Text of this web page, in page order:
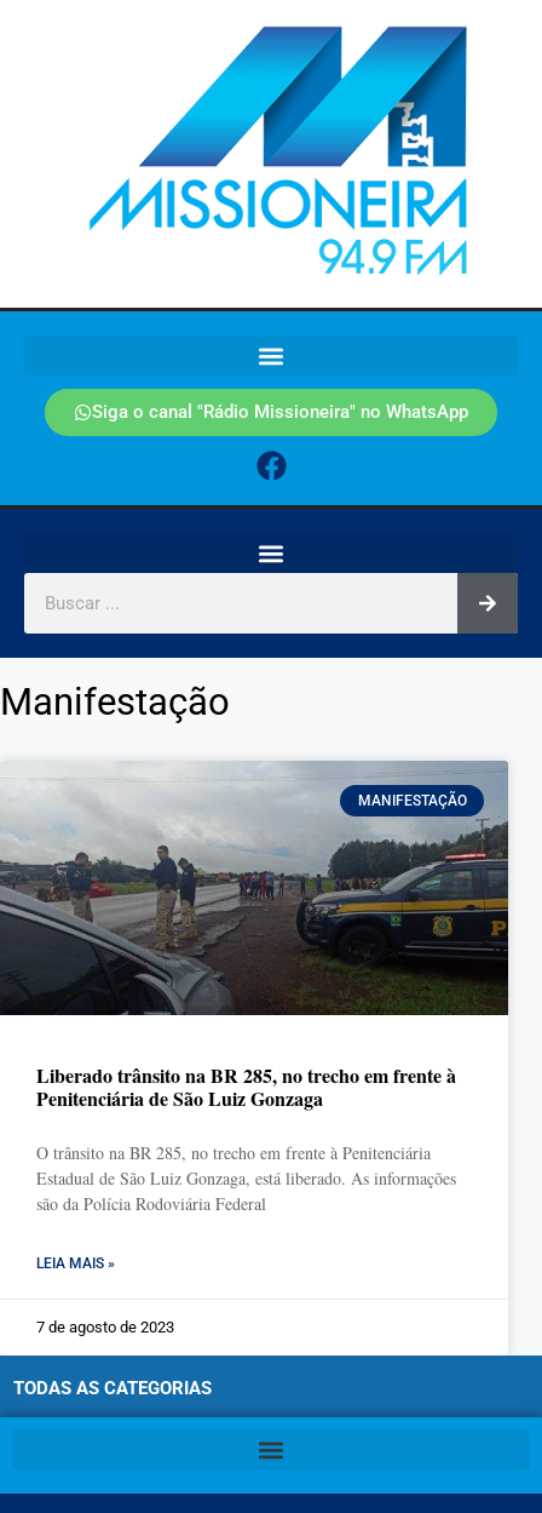
Siga o canal "Rádio Missioneira" no WhatsApp
Manifestação
MANIFESTAÇÃO
Liberado trânsito na BR 285, no trecho em frente à
Penitenciária de São Luiz Gonzaga
O trânsito na BR 285, no trecho em frente à Penitenciária
Estadual de São Luiz Gonzaga, está liberado. As informações
são da Polícia Rodoviária Federal
LEIA MAIS »
7 de agosto de 2023
TODAS AS CATEGORIAS